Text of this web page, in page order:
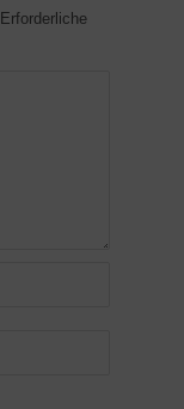
Erforderliche